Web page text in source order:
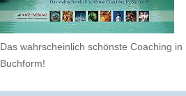
Das wahrscheinlich schönste Coaching in
Buchform!